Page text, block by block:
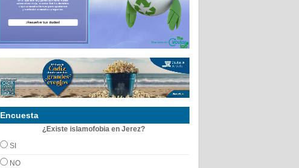
Encuesta
¿Existe islamofobia en Jerez?
SI
NO